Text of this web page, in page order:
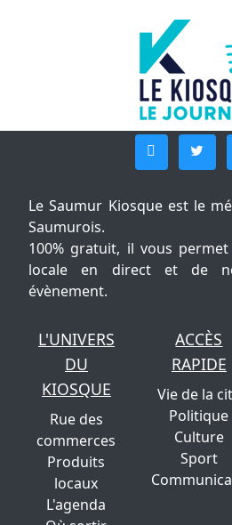
Le Saumur Kiosque est le
Saumurois.
100% gratuit, il vous
locale en direct et de
évènement.
L'UNIVERS
DU
KIOSQUE
Rue des
commerces
Produits
locaux
L'agenda
ACCÈS
RAPIDE
Vie de la
Politique
Culture
Sport